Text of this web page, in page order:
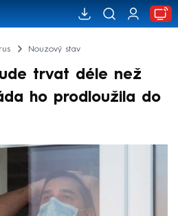
Nouzový stav
trvat déle než
ho prodloužila do